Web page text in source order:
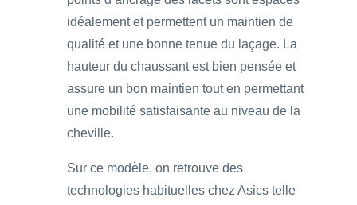
idéalement et permettent un maintien de
qualité et une bonne tenue du laçage. La
hauteur du chaussant est bien pensée et
assure un bon maintien tout en permettant
une mobilité satisfaisante au niveau de la
cheville.
Sur ce modèle, on retrouve des
technologies habituelles chez Asics telle